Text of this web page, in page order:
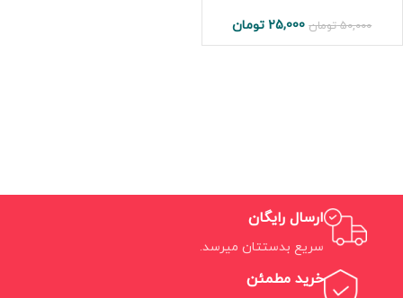
50,000 تومان 25,000 تومان
ارسال رایگان
سریع بدستتان میرسد.
خرید مطمئن